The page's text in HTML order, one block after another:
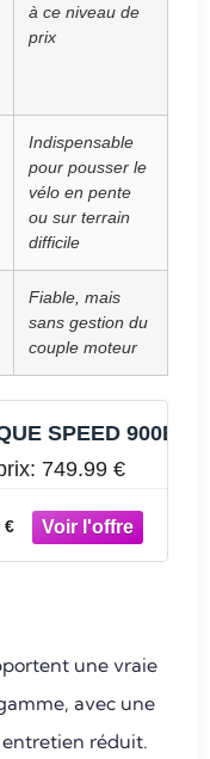
à ce niveau de
prix
Indispensable
pour pousser le
vélo en pente
ou sur terrain
difficile
Fiable, mais
sans gestion du
couple moteur
SPEED 900E
749.99 €
€
une vraie
avec une
réduit.